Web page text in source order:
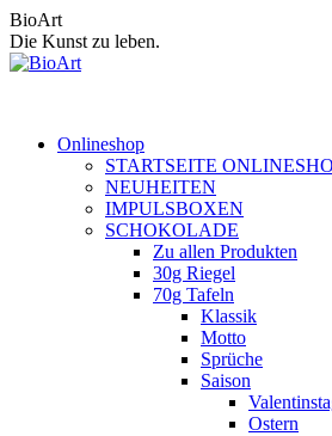
Zum
Inhalt
springen
BioArt
Die Kunst zu leben.
Onlineshop
STARTSEITE
NEUHEITEN
IMPULSBOXEN
SCHOKOLADE
Zu allen Produkten
30g Riegel
70g Tafeln
Klassik
Motto
Sprüche
Saison
Ostern